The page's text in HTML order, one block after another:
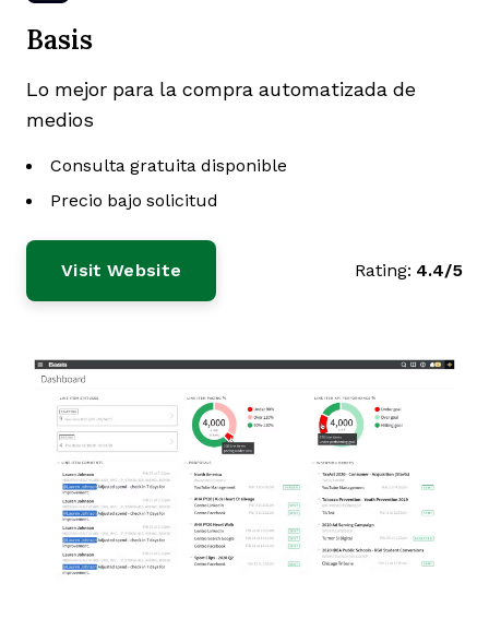
Basis
Lo mejor para la compra automatizada de
medios
Consulta gratuita disponible
Precio bajo solicitud
Visit Website Rating: 4.4/5